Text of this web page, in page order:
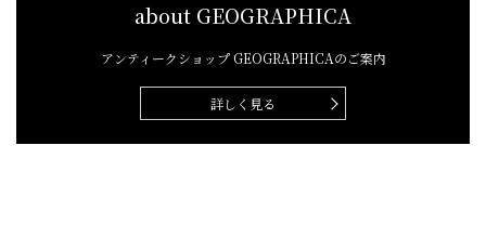
about GEOGRAPHICA
アンティークショップGEOGRAPHICAのご案内
詳しく見る